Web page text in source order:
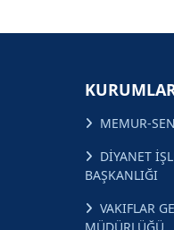
MEMUR-SEN
DİYANET
BAŞKANLIĞI
VAKIFLAR